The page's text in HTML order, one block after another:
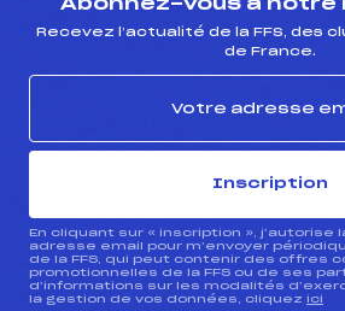
Abonnez-vous à
Recevez l’actualité de la FFS, des
de France.
Inscription
En cliquant sur « inscription », j’autorise
adresse email pour m’envoyer
de la FFS, qui peut contenir des offres
promotionnelles de la FFS ou de ses
d’informations sur les modalités
la gestion de vos données, cliquez ici